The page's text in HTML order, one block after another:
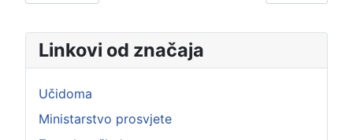
Linkovi od značaja
Učidoma
Ministarstvo prosvjete